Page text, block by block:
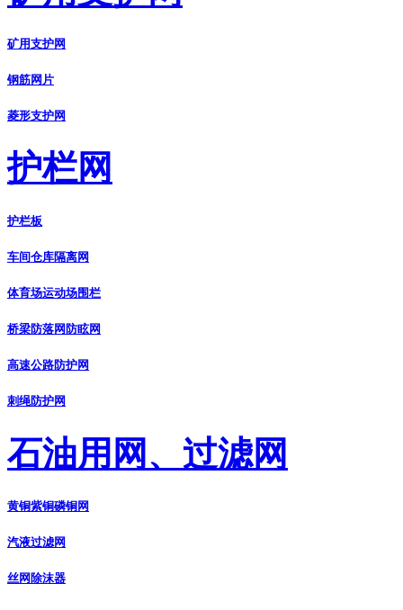
矿用支护网
钢筋网片
菱形支护网
护栏网
护栏板
车间仓库隔离网
体育场运动场围栏
桥梁防落网防眩网
高速公路防护网
刺绳防护网
石油用网、过滤网
黄铜紫铜磷铜网
汽液过滤网
丝网除沫器